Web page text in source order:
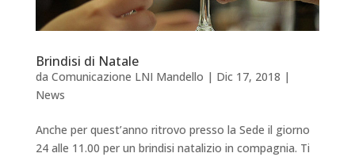
Brindisi di Natale
da Comunicazione LNI Mandello | Dic 17, 2018 |
News
Anche per quest’anno ritrovo presso la Sede il giorno
24 alle 11.00 per un brindisi natalizio in compagnia. Ti